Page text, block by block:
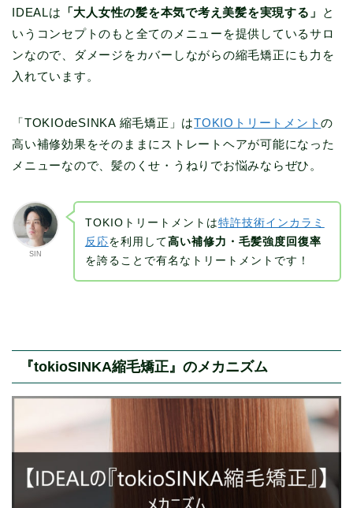
IDEALは 「大人女性の髪を本気で考え美髪を実現する」
と
いうコンセプトのもと全てのメニューを提供しているサロ
ンなので、ダメージをカバーしながらの縮毛矯正にも力を
入れています。
「TOKIOdeSINKA 縮毛矯正」はTOKIOトリートメントの
高い補修効果をそのままにストレートヘアが可能になった
メニューなので、髪のくせ・うねりでお悩みならぜひ。
SIN
TOKIOトリートメントは特許技術インカラミ
反応を利用して高い補修力・毛髪強度回復率
を誇ることで有名なトリートメントです！
『tokioSINKA縮毛矯正』のメカニズム